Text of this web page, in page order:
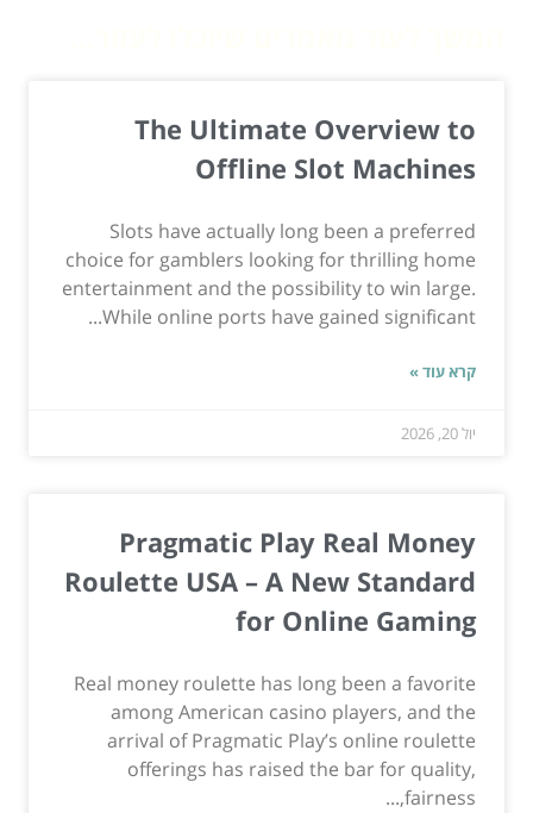
The Ultimate Overview to
Offline Slot Machines
Slots have actually long been a preferred
choice for gamblers looking for thrilling home
entertainment and the possibility to win large.
While online ports have gained significant...
קרא עוד »
יול 20, 2026
Pragmatic Play Real Money
Roulette USA – A New Standard
for Online Gaming
Real money roulette has long been a favorite
among American casino players, and the
arrival of Pragmatic Play’s online roulette
offerings has raised the bar for quality,
fairness,...